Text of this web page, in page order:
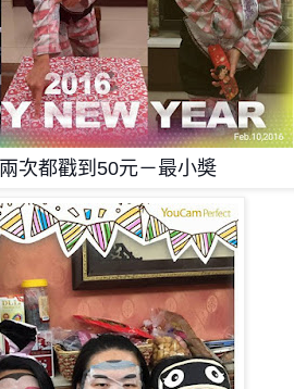
次都戳到50元－最小奬